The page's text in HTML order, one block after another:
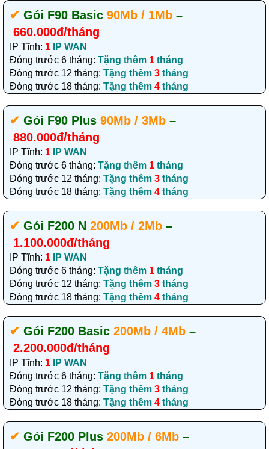
✔‎ Gói F90 Basic 90Mb / 1Mb –
660.000đ/tháng
IP Tĩnh: 1 IP WAN
Đóng trước 6 tháng: Tặng thêm 1 tháng
Đóng trước 12 tháng: Tặng thêm 3 tháng
Đóng trước 18 tháng: Tặng thêm 4 tháng
✔‎ Gói F90 Plus 90Mb / 3Mb –
880.000đ/tháng
IP Tĩnh: 1 IP WAN
Đóng trước 6 tháng: Tặng thêm 1 tháng
Đóng trước 12 tháng: Tặng thêm 3 tháng
Đóng trước 18 tháng: Tặng thêm 4 tháng
✔‎ Gói F200 N 200Mb / 2Mb –
1.100.000đ/tháng
IP Tĩnh: 1 IP WAN
Đóng trước 6 tháng: Tặng thêm 1 tháng
Đóng trước 12 tháng: Tặng thêm 3 tháng
Đóng trước 18 tháng: Tặng thêm 4 tháng
✔‎ Gói F200 Basic 200Mb / 4Mb –
2.200.000đ/tháng
IP Tĩnh: 1 IP WAN
Đóng trước 6 tháng: Tặng thêm 1 tháng
Đóng trước 12 tháng: Tặng thêm 3 tháng
Đóng trước 18 tháng: Tặng thêm 4 tháng
✔‎ Gói F200 Plus 200Mb / 6Mb –